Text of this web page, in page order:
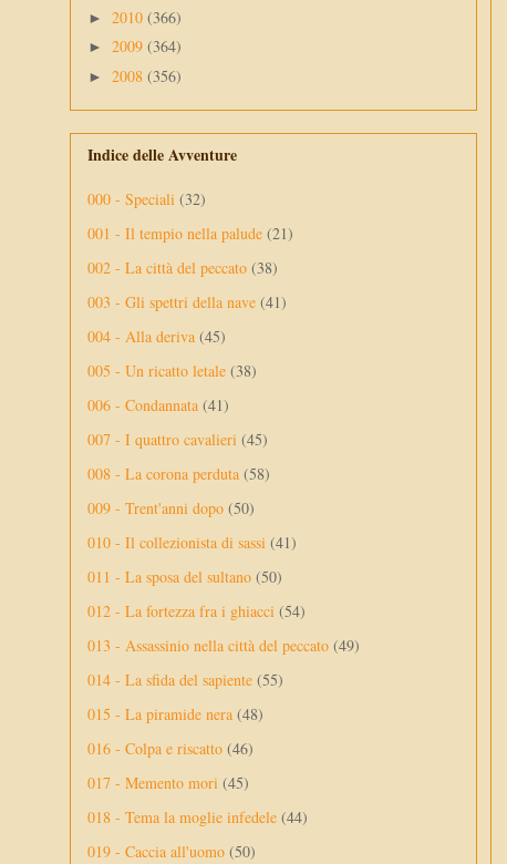
► 2010 (366)
► 2009 (364)
► 2008 (356)
Indice delle Avventure
000 - Speciali (32)
001 - Il tempio nella palude (21)
002 - La città del peccato (38)
003 - Gli spettri della nave (41)
004 - Alla deriva (45)
005 - Un ricatto letale (38)
006 - Condannata (41)
007 - I quattro cavalieri (45)
008 - La corona perduta (58)
009 - Trent'anni dopo (50)
010 - Il collezionista di sassi (41)
011 - La sposa del sultano (50)
012 - La fortezza fra i ghiacci (54)
013 - Assassinio nella città del peccato (49)
014 - La sfida del sapiente (55)
015 - La piramide nera (48)
016 - Colpa e riscatto (46)
017 - Memento mori (45)
018 - Tema la moglie infedele (44)
019 - Caccia all'uomo (50)